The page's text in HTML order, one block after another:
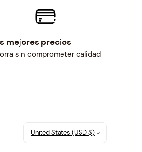
mejores precios
sin comprometer calidad
United States (USD $)